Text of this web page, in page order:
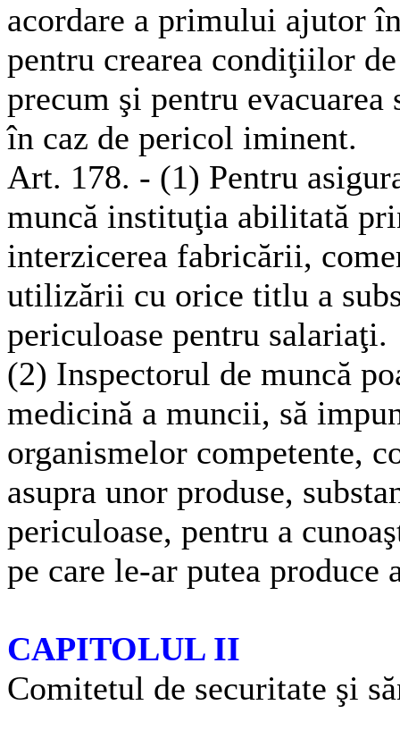
acordare a primului ajutor
pentru crearea condiţiilor
precum şi pentru
în caz de pericol iminent.
Art. 178. - (1) Pentru
muncă instituţia abilitată
interzicerea fabricării,
utilizării cu orice titlu a
periculoase pentru salariaţi.
(2) Inspectorul de muncă
medicină a muncii, să
organismelor competente,
asupra unor produse,
periculoase, pentru a
pe care le-ar putea produce
CAPITOLUL II
Comitetul de securitate şi